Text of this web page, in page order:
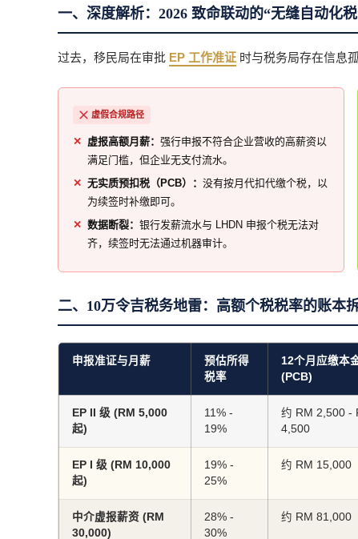
一、深度解析：2026 致命联动的“无缝自动化
过去，移民局在审批 EP 工作准证时与税务局存在信息
虚假合规路径
虚报高额月薪： 强行申报不符合企业营收的高薪资以
满足门槛，但企业无支付流水。
无实质预扣税（PCB）： 没有按月代扣代缴个税，以
为续签时补缴即可。
数据断裂： 银行发薪流水与 LHDN 申报个税无法对
齐，续签时无法通过机器审计。
二、10万令吉税务地雷：高额个税税率的账本
申报准证与月薪
预估所得
税率
12个月应缴本
(PCB)
EP II 级 (RM 5,000
起)
11% -
19%
约 RM 2,500 -
4,500
EP I 级 (RM 10,000
起)
19% -
25%
约 RM 15,000
中介虚报薪资 (RM
30,000)
28% -
30%
约 RM 81,000